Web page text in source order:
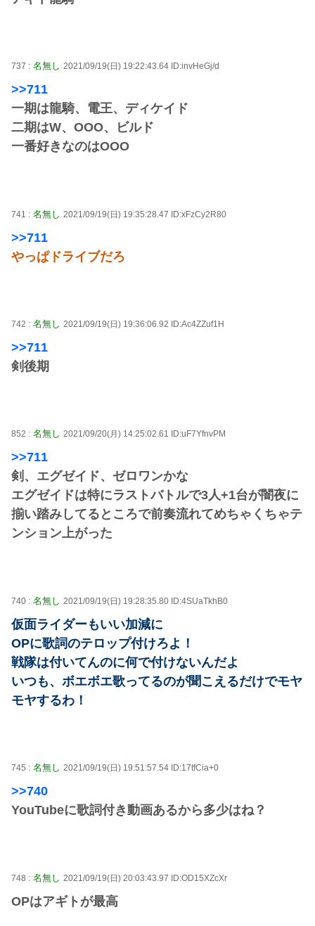
737 : 名無し 2021/09/19(日) 19:22:43.64 ID:invHeGj/d
>>711
一期は龍騎、電王、ディケイド
二期はW、OOO、ビルド
一番好きなのはOOO
741 : 名無し 2021/09/19(日) 19:35:28.47 ID:xFzCy2R80
>>711
やっぱドライブだろ
742 : 名無し 2021/09/19(日) 19:36:06.92 ID:Ac4ZZuf1H
>>711
剣後期
852 : 名無し 2021/09/20(月) 14:25:02.61 ID:uF7YfnvPM
>>711
剣、エグゼイド、ゼロワンかな
エグゼイドは特にラストバトルで3人+1台が闇夜に
揃い踏みしてるところで前奏流れてめちゃくちゃテ
ンション上がった
740 : 名無し 2021/09/19(日) 19:28:35.80 ID:4SUaTkhB0
仮面ライダーもいい加減に
OPに歌詞のテロップ付けろよ！
戦隊は付いてんのに何で付けないんだよ
いつも、ボエボエ歌ってるのが聞こえるだけでモヤ
モヤするわ！
745 : 名無し 2021/09/19(日) 19:51:57.54 ID:17tfCia+0
>>740
YouTubeに歌詞付き動画あるから多少はね？
748 : 名無し 2021/09/19(日) 20:03:43.97 ID:OD15XZcXr
OPはアギトが最高